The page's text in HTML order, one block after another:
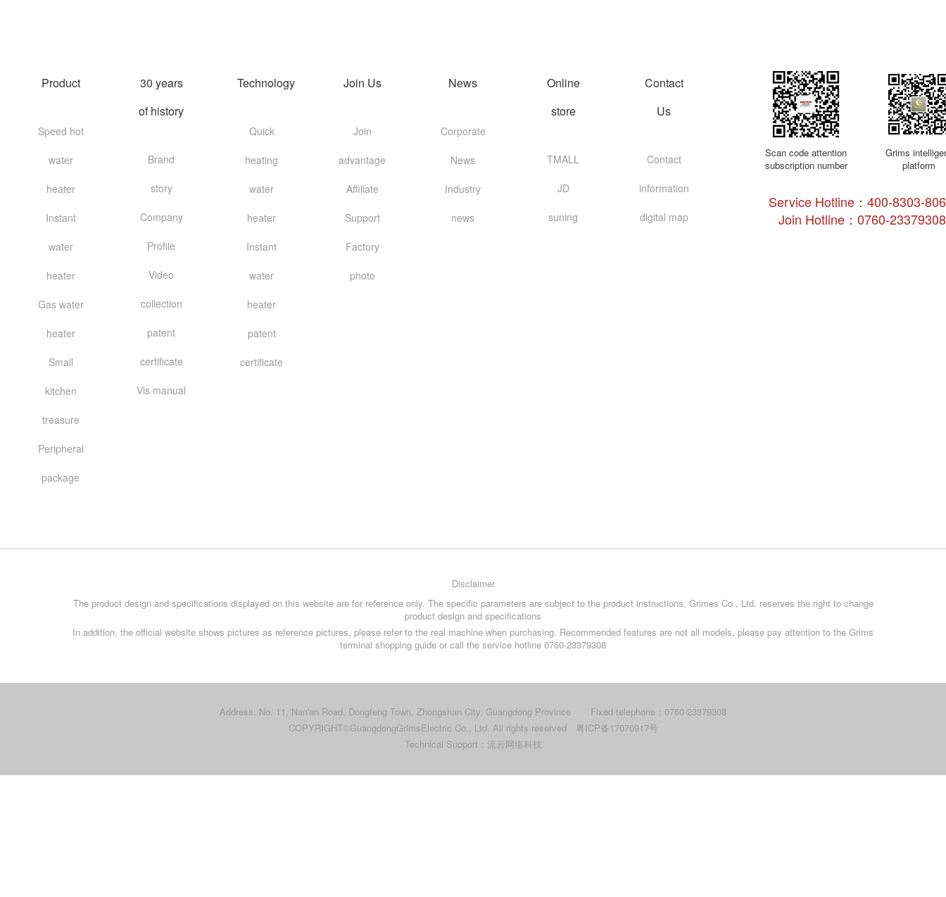
Product
Speed hot
water
heater
Instant
water
heater
Gas water
heater
Small
kitchen
treasure
Peripheral
package
30 years
of history
Brand
story
Company
Profile
Video
collection
patent
certificate
Vis manual
Technology
Quick
heating
water
heater
Instant
water
heater
patent
certificate
Join Us
Join
advantage
Affiliate
Support
Factory
photo
News
Corporate
News
Industry
news
Online
store
TMALL
JD
suning
Contact
Us
Contact
information
digital map
Scan code attention
subscription number
Grims
platform
Service Hotline：400-8303-
Join Hotline：0760-23379308
Disclaimer
The product design and specifications displayed on this website are for reference only. The specific parameters are subject to the product instructions. Grimes Co., Ltd. reserves the right to change
product design and specifications
In addition, the official website shows pictures as reference pictures, please refer to the real machine when purchasing. Recommended features are not all models, please pay attention to the Grims
terminal shopping guide or call the service hotline 0760-23379308
Address: No. 11, Nan'an Road, Dongfeng Town, Zhongshan City, Guangdong Province
Fixed telephone：0760-23379308
COPYRIGHT©GuangdongGrimsElectric Co., Ltd. All rights reserved
粤ICP备17070917号
Technical Support： 流云网络科技